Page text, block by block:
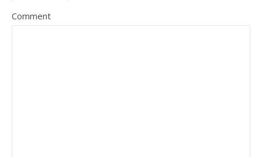
Comment